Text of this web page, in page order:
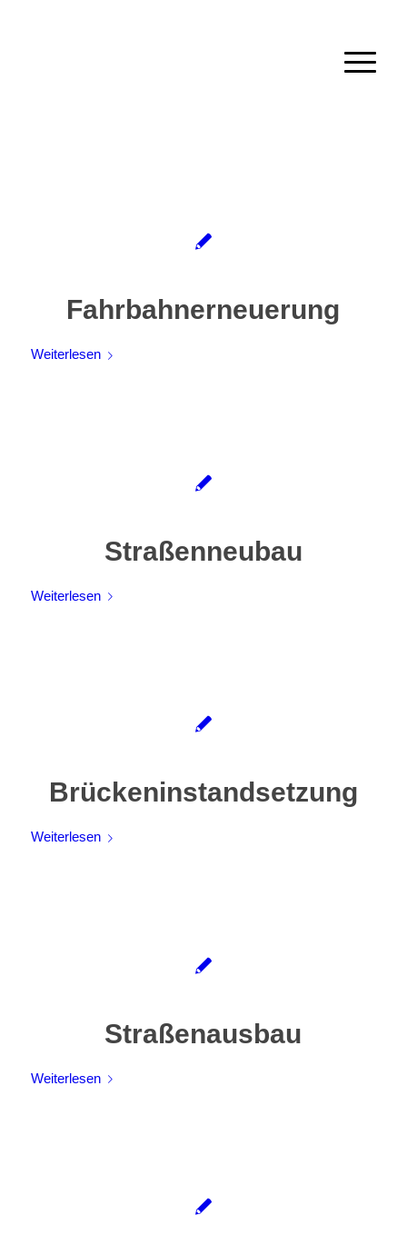
Fahrbahnerneuerung
Weiterlesen
Straßenneubau
Weiterlesen
Brückeninstandsetzung
Weiterlesen
Straßenausbau
Weiterlesen